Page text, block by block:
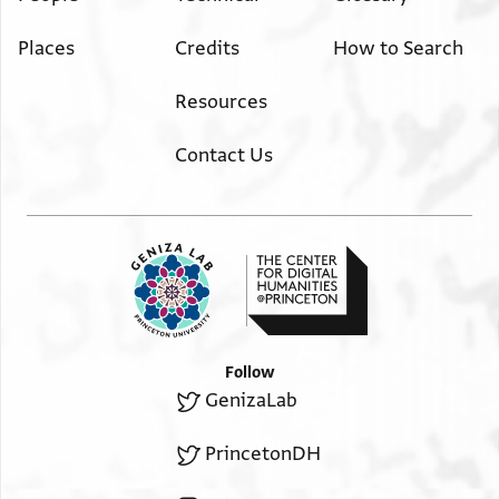
כרגת אל . . . . . ת . עה אללה תעאלא יכצך כיר
נגי . . . . מן מורתגי(?) פיך אללה תעאל[א
יחב . . . ן ויקף . . . . . . . גל אלש . . פי אל
אלמועלי עני אפצל אסלאם ותוקול לו
אן לא יכלי לי
. . . . . אשיך אבו מנצור ולדה . . . . אללה אתם אלסלאם
Places Credits
Resources
Contact Us
How to Search
Follow
GenizaLab
PrincetonDH